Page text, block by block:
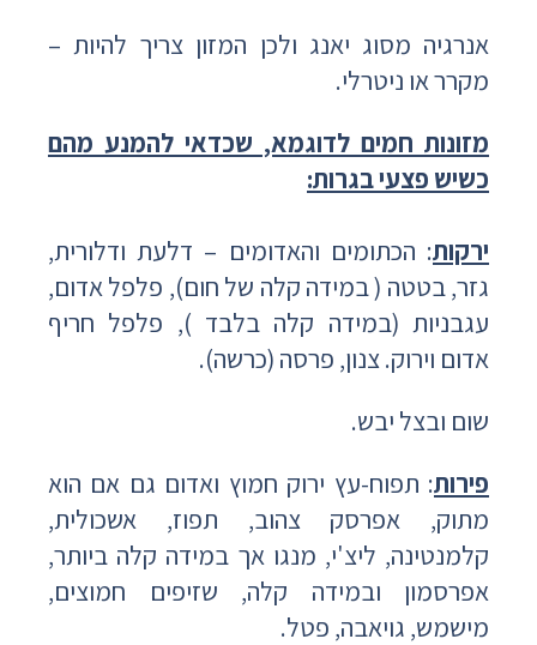
אנרגיה מסוג יאנג ולכן המזון צריך להיות –
מקרר או ניטרלי.
מזונות חמים לדוגמא, שכדאי להמנע מהם
כשיש פצעי בגרות:
ירקות: הכתומים והאדומים – דלעת ודלורית,
גזר, בטטה ( במידה קלה של חום), פלפל אדום,
עגבניות (במידה קלה בלבד ), פלפל חריף
אדום וירוק. צנון, פרסה (כרשה).
שום ובצל יבש.
פירות: תפוח-עץ ירוק חמוץ ואדום גם אם הוא
מתוק, אפרסק צהוב, תפוז, אשכולית,
קלמנטינה, ליצ'י, מנגו אך במידה קלה ביותר,
אפרסמון ובמידה קלה, שזיפים חמוצים,
מישמש, גויאבה, פטל.